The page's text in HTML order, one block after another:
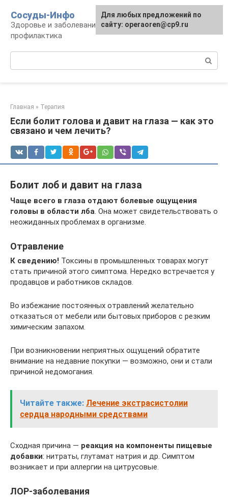
контенту
Сосуды-Инфо
Здоровье и заболевания сосудов и сердца,
профилактика
Главная » Терапия
Если болит голова и давит на глаза — как это
связано и чем лечить?
Болит лоб и давит на глаза
Чаще всего в глаза отдают болевые ощущения
головы в области лба. Она может свидетельствовать о
неожиданных проблемах в организме.
Отравление
К сведению! Токсины в промышленных товарах могут
стать причиной этого симптома. Нередко встречается у
продавцов и работников складов.
Во избежание постоянных отравлений желательно
отказаться от мебели или бытовых приборов с резким
химическим запахом.
При возникновении неприятных ощущений обратите
внимание на недавние покупки — возможно, они и стали
причиной недомогания.
Читайте также: Лечение экстрасистолии
сердца народными средствами
Сходная причина — реакция на компоненты пищевые
добавки: нитраты, глутамат натрия и др. Симптом
возникает и при аллергии на цитрусовые.
ЛОР-заболевания
Для любых предложений по
сайту: operaoren@cp9.ru